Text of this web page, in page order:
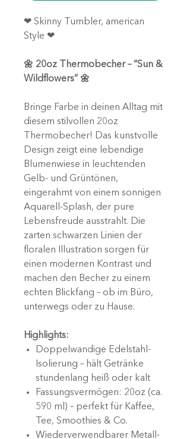
❤ Skinny Tumbler, american
Style ❤
🌼 20oz Thermobecher – “Sun &
Wildflowers” 🌼
Bringe Farbe in deinen Alltag mit
diesem stilvollen 20oz
Thermobecher! Das kunstvolle
Design zeigt eine lebendige
Blumenwiese in leuchtenden
Gelb- und Grüntönen,
eingerahmt von einem sonnigen
Aquarell-Splash, der pure
Lebensfreude ausstrahlt. Die
zarten schwarzen Linien der
floralen Illustration sorgen für
einen modernen Kontrast und
machen den Becher zu einem
echten Blickfang – ob im Büro,
unterwegs oder zu Hause.
Highlights:
Doppelwandige Edelstahl-
Isolierung – hält Getränke
stundenlang heiß oder kalt
Fassungsvermögen: 20oz (ca.
590 ml) – perfekt für Kaffee,
Tee, Smoothies & Co.
Wiederverwendbarer Metall-